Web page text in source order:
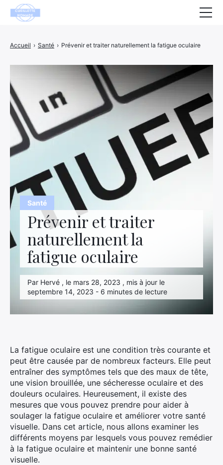
Santé
Prévenir et traiter
naturellement la
fatigue oculaire
Par Hervé , le mars 28, 2023 , mis à jour le
septembre 14, 2023 - 6 minutes de lecture
Accueil › Santé › Prévenir et traiter naturellement la fatigue oculaire
La fatigue oculaire est une condition très courante et
peut être causée par de nombreux facteurs. Elle peut
entraîner des symptômes tels que des maux de tête,
une vision brouillée, une sécheresse oculaire et des
douleurs oculaires. Heureusement, il existe des
mesures que vous pouvez prendre pour aider à
soulager la fatigue oculaire et améliorer votre santé
visuelle. Dans cet article, nous allons examiner les
différents moyens par lesquels vous pouvez remédier
à la fatigue oculaire et maintenir une bonne santé
visuelle.
Maison
Bien-être
Entreprise
Hightech
Loisirs